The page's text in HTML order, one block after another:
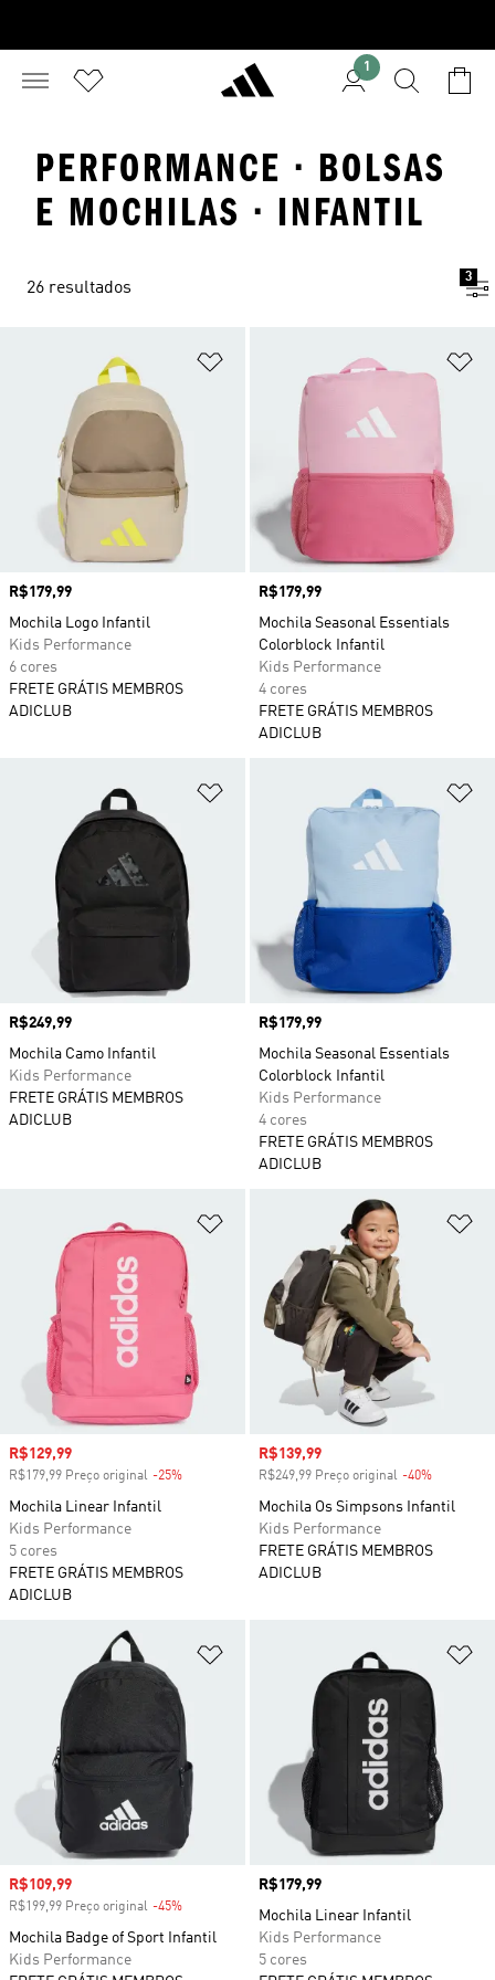
1
PERFORMANCE · BOLSAS
E MOCHILAS · INFANTIL
26 resultados
3
Adicionar à Lista de Desejos
Preço
R$179,99
Mochila Logo Infantil
Kids Performance
6 cores
FRETE GRÁTIS MEMBROS
ADICLUB
Preço
R$179,99
Mochila Seasonal Essentials
Colorblock Infantil
Kids Performance
4 cores
FRETE GRÁTIS MEMBROS
ADICLUB
Adicionar à Lista de Desejos
Preço
R$249,99
Mochila Camo Infantil
Kids Performance
FRETE GRÁTIS MEMBROS
ADICLUB
Preço
R$179,99
Mochila Seasonal Essentials
Colorblock Infantil
Kids Performance
4 cores
FRETE GRÁTIS MEMBROS
ADICLUB
Adicionar à Lista de Desejos
Preço com desconto
R$129,99
R$179,99 Preço original -25%
Mochila Linear Infantil
Kids Performance
5 cores
FRETE GRÁTIS MEMBROS
ADICLUB
Preço com desconto
R$139,99
R$249,99 Preço original -40%
Mochila Os Simpsons Infantil
Kids Performance
FRETE GRÁTIS MEMBROS
ADICLUB
Adicionar à Lista de Desejos
Preço com desconto
R$109,99
R$199,99 Preço original -45%
Mochila Badge of Sport Infantil
Kids Performance
Preço
R$179,99
Mochila Linear Infantil
Kids Performance
5 cores